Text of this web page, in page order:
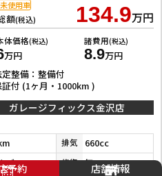
額(税込) 134.9万円
体価格(税込)
万円
諸費用(税込)
8.9万円
定整備：整備付
付 (1ヶ月・1000km )
使用車
ガレージフィックス金沢店
排気 660cc
バー 修復 無
予約 店舗情報